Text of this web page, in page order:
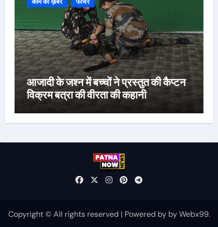
आजादी के जश्न में बच्चों ने प्रस्तुत की कैप्टन
विक्रम बत्रा की वीरता की कहानी
Copyright © All rights reserved | Powered by byWebx99.